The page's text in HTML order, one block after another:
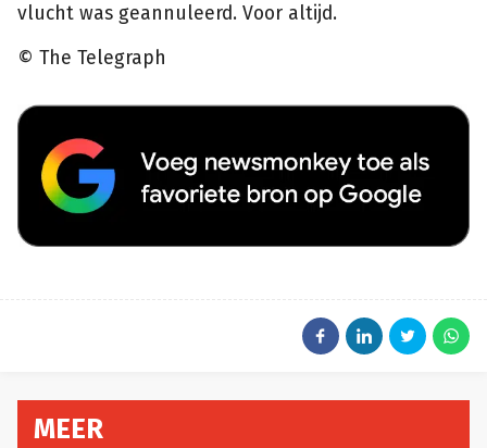
vlucht was geannuleerd. Voor altijd.
© The Telegraph
MEER